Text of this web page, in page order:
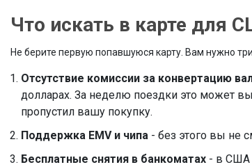
Что искать в карте для
Не берите первую попавшуюся карту. Вам нужно
Отсутствие комиссии за конвертацию
долларах. За неделю поездки это может
пропустил вашу покупку.
Поддержка EMV и чипа - без этого вы не
Бесплатные снятия в банкоматах - в США